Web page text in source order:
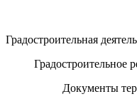
Градостроительная
Градостроительное
Документы